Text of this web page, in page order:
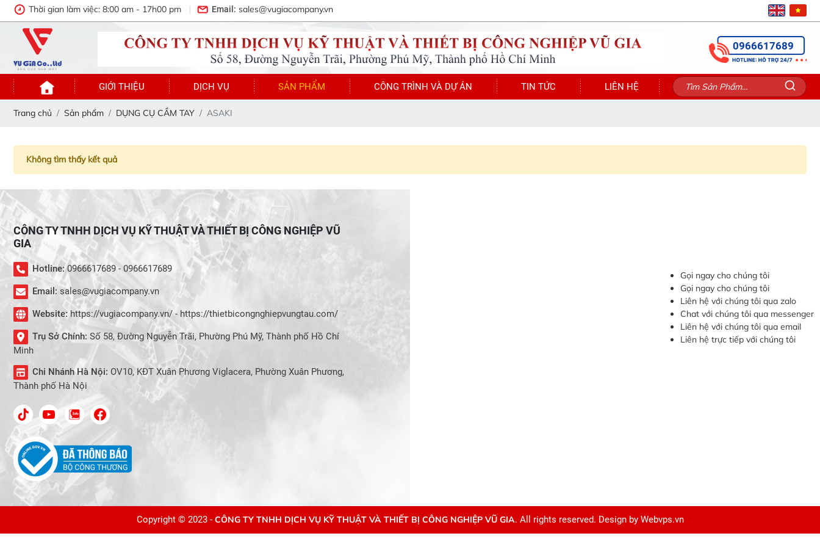
Thời gian làm việc: 8:00 am - 17h00 pm Email: sales@vugiacompany.vn
0966617689
GIỚI THIỆU DỊCH VỤ SẢN PHẨM CÔNG TRÌNH VÀ DỰ ÁN TIN TỨC LIÊN HỆ
Trang chủ Sản phẩm DỤNG CỤ CẦM TAY ASAKI
Không tìm thấy kết quả
CÔNG TY TNHH DỊCH VỤ KỸ THUẬT VÀ THIẾT BỊ CÔNG NGHIỆP VŨ
GIA
Hotline:0966617689 - 0966617689
Email: sales@vugiacompany.vn
Website: https://vugiacompany.vn/ - https://thietbicongnghiepvungtau.com/
Trụ Sở Chính: Số 58, Đường Nguyễn Trãi, Phường Phú Mỹ, Thành phố Hồ Chí
Minh
Chi Nhánh Hà Nội: OV10, KĐT Xuân Phương Viglacera, Phường Xuân Phương,
Thành phố Hà Nội
Copyright © 2023 - CÔNG TY TNHH DỊCH VỤ KỸ THUẬT VÀ THIẾT BỊ CÔNG NGHIỆP VŨ GIA. All rights reserved. Design by Webvps.vn
Gọi ngay cho chúng tôi
Gọi ngay cho chúng tôi
Liên hệ với chúng tôi qua zalo
Chat với chúng tôi qua messenger
Liên hệ với chúng tôi qua email
Liên hệ trực tiếp với chúng tôi